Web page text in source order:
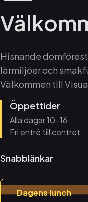
Hisnande
lärmiljöer och
Välkommen till
Öppettider
Alla dagar 10–16
Fri entré till centret
Snabblänkar
Dagens lunch